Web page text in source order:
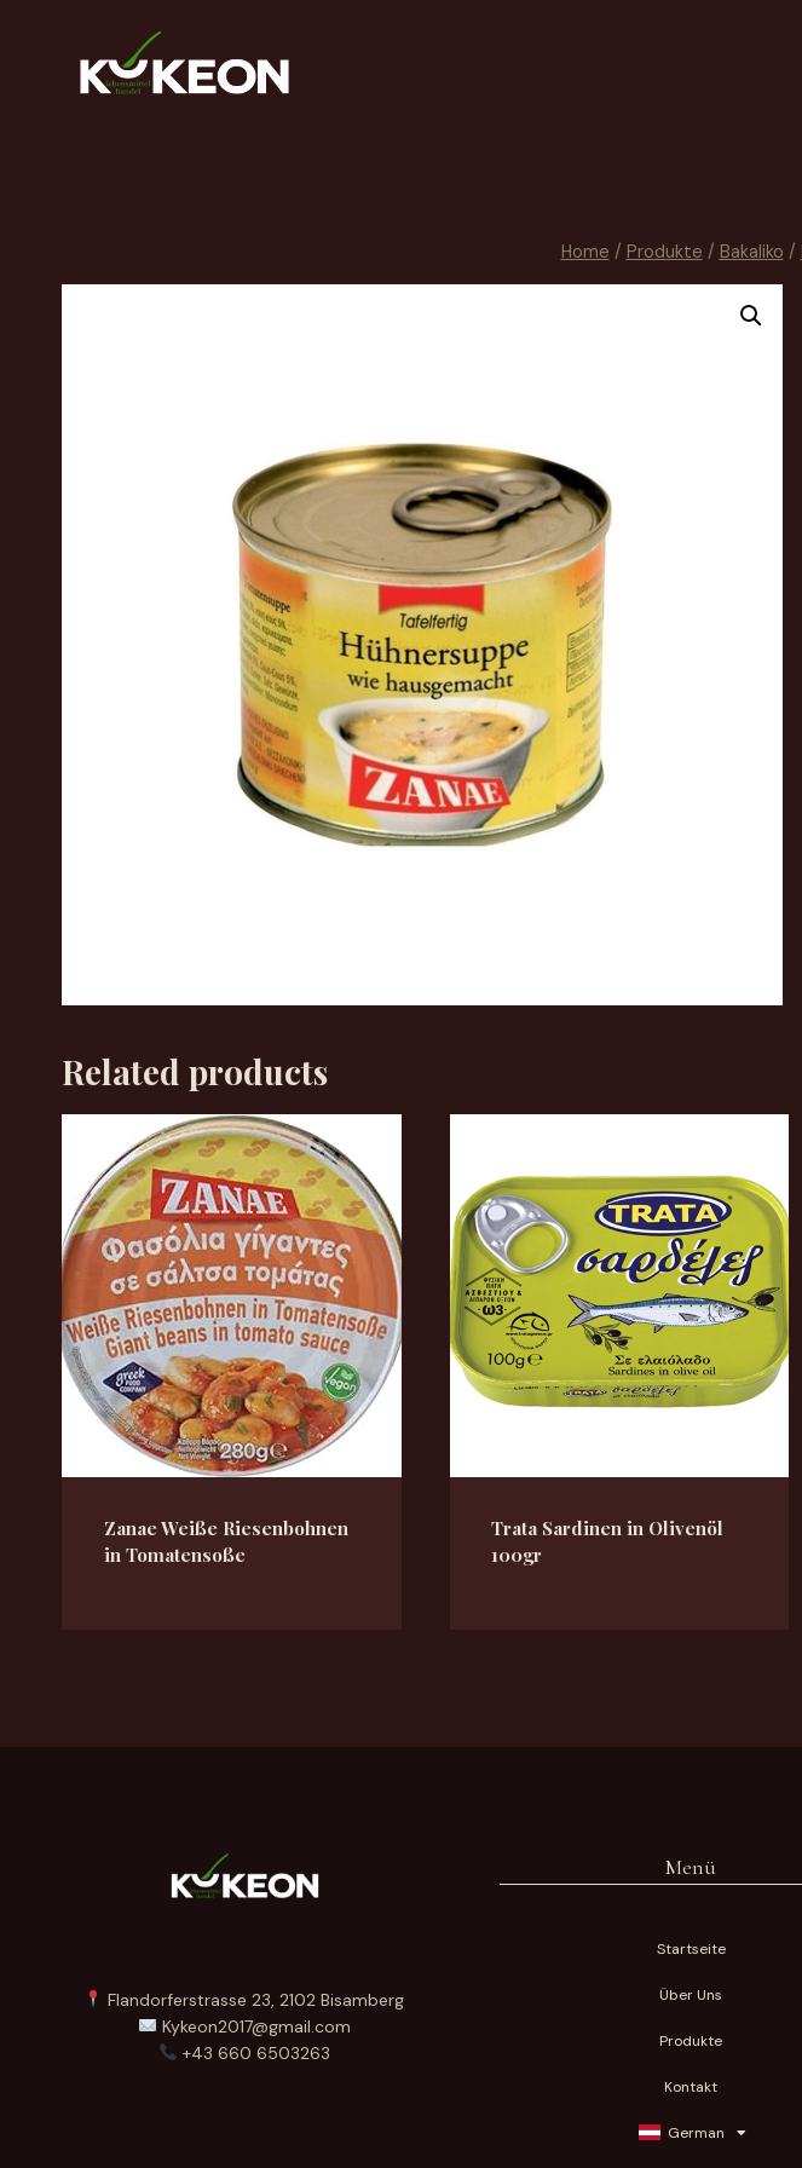
Home / Produkte / Bakaliko /
Related products
Zanae Weiße Riesenbohnen
in Tomatensoße
Trata Sardinen in Olivenöl
100gr
Flandorferstrasse 23, 2102 Bisamberg
Kykeon2017@gmail.com
+43 660 6503263
Menü
Startseite
Über Uns
Produkte
Kontakt
German